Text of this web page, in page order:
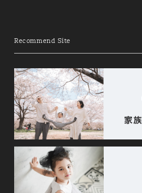
Recommend Site